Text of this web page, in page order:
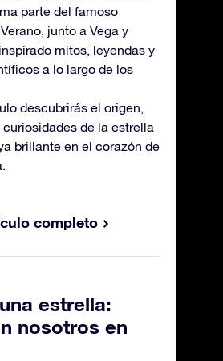
parte del famoso
junto a Vega y
mitos, leyendas y
a lo largo de los
descubrirás el origen,
de la estrella
brillante en el corazón de
completo
estrella:
nosotros en